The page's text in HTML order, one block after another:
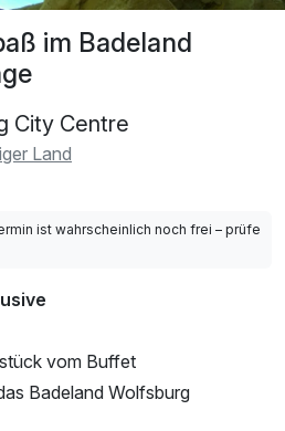
im Badeland
City Centre
Land
ist wahrscheinlich noch frei – prüfe
vom Buffet
Badeland Wolfsburg